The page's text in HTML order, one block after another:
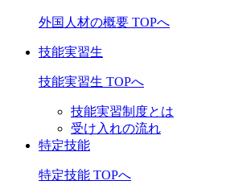
外国人材の概要 TOPへ
技能実習生
技能実習生 TOPへ
技能実習制度とは
受け入れの流れ
特定技能
特定技能 TOPへ